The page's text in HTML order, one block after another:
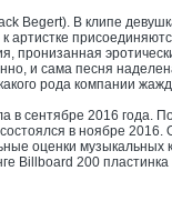
Begert). В клипе
пронизанная
и сама песня
рода компании
в сентябре 2016 года.
в ноябре
оценки музыкальных
Billboard 200